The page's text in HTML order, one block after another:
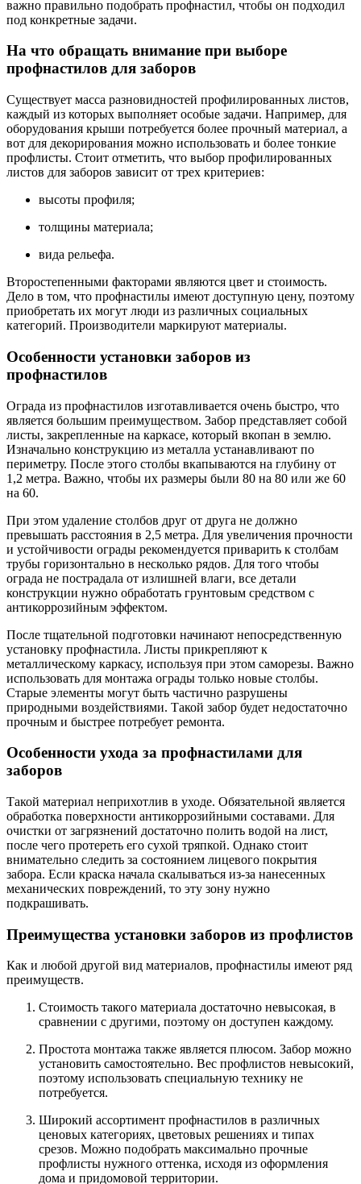
важно правильно подобрать профнастил, чтобы он подходил
под конкретные задачи.
На что обращать внимание при выборе
профнастилов для заборов
Существует масса разновидностей профилированных листов,
каждый из которых выполняет особые задачи. Например, для
оборудования крыши потребуется более прочный материал, а
вот для декорирования можно использовать и более тонкие
профлисты. Стоит отметить, что выбор профилированных
листов для заборов зависит от трех критериев:
высоты профиля;
толщины материала;
вида рельефа.
Второстепенными факторами являются цвет и стоимость.
Дело в том, что профнастилы имеют доступную цену, поэтому
приобретать их могут люди из различных социальных
категорий. Производители маркируют материалы.
Особенности установки заборов из
профнастилов
Ограда из профнастилов изготавливается очень быстро, что
является большим преимуществом. Забор представляет собой
листы, закрепленные на каркасе, который вкопан в землю.
Изначально конструкцию из металла устанавливают по
периметру. После этого столбы вкапываются на глубину от
1,2 метра. Важно, чтобы их размеры были 80 на 80 или же 60
на 60.
При этом удаление столбов друг от друга не должно
превышать расстояния в 2,5 метра. Для увеличения прочности
и устойчивости ограды рекомендуется приварить к столбам
трубы горизонтально в несколько рядов. Для того чтобы
ограда не пострадала от излишней влаги, все детали
конструкции нужно обработать грунтовым средством с
антикоррозийным эффектом.
После тщательной подготовки начинают непосредственную
установку профнастила. Листы прикрепляют к
металлическому каркасу, используя при этом саморезы. Важно
использовать для монтажа ограды только новые столбы.
Старые элементы могут быть частично разрушены
природными воздействиями. Такой забор будет недостаточно
прочным и быстрее потребует ремонта.
Особенности ухода за профнастилами для
заборов
Такой материал неприхотлив в уходе. Обязательной является
обработка поверхности антикоррозийными составами. Для
очистки от загрязнений достаточно полить водой на лист,
после чего протереть его сухой тряпкой. Однако стоит
внимательно следить за состоянием лицевого покрытия
забора. Если краска начала скалываться из-за нанесенных
механических повреждений, то эту зону нужно
подкрашивать.
Преимущества установки заборов из профлистов
Как и любой другой вид материалов, профнастилы имеют ряд
преимуществ.
Стоимость такого материала достаточно невысокая, в
сравнении с другими, поэтому он доступен каждому.
Простота монтажа также является плюсом. Забор можно
установить самостоятельно. Вес профлистов невысокий,
поэтому использовать специальную технику не
потребуется.
Широкий ассортимент профнастилов в различных
ценовых категориях, цветовых решениях и типах
срезов. Можно подобрать максимально прочные
профлисты нужного оттенка, исходя из оформления
дома и придомовой территории.